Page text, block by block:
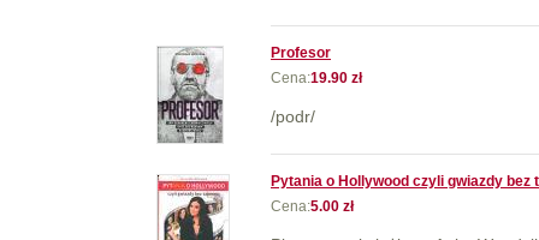
Profesor
Cena:19.90 zł
/podr/
Pytania o Hollywood czyli gwiazdy bez
Cena:5.00 zł